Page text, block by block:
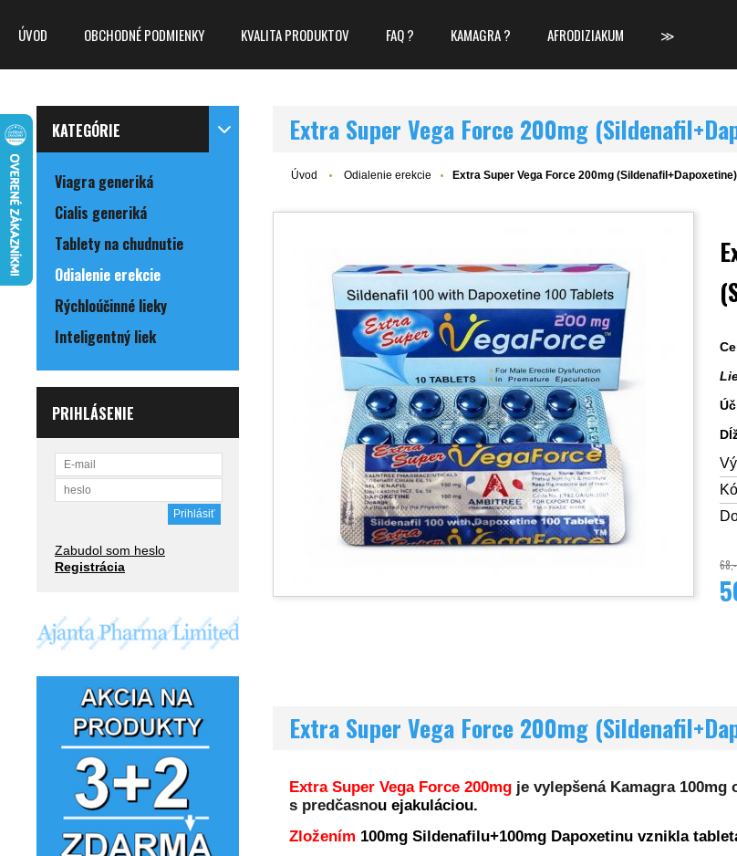
ÚVOD OBCHODNÉ PODMIENKY KVALITA PRODUKTOV FAQ ? KAMAGRA ? AFRODIZIAKUM ≫
KATEGÓRIE
Viagra generiká
Cialis generiká
Tablety na chudnutie
Odialenie erekcie
Rýchloúčinné lieky
Inteligentný liek
PRIHLÁSENIE
Zabudol som heslo
Registrácia
Extra Super Vega Force 200mg
Úvod Odialenie erekcie Extra Super Vega Force 200mg
Extra Super Vega Force 200mg
Extra Super Vega Force 200mg je vylepšená Kamagra
s predčasnou ejakuláciou.
Zložením 100mg Sildenafilu+100mg Dapoxetinu vznikla